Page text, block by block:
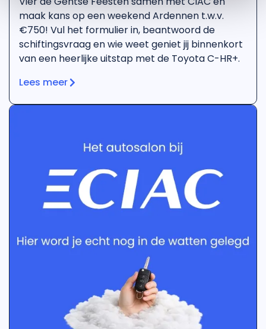
maak kans op een weekend Ardennen t.w.v.
€750! Vul het formulier in, beantwoord de
schiftingsvraag en wie weet geniet jij binnenkort
van een heerlijke uitstap met de Toyota C-HR+.
Lees meer